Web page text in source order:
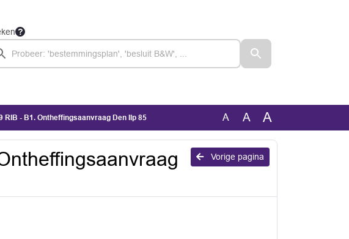
RIB - B1. Ontheffingsaanvraag Den Ilp 85 A A A
Vorige pagina